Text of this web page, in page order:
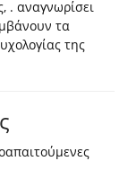
. αναγνωρίσει
τα
της